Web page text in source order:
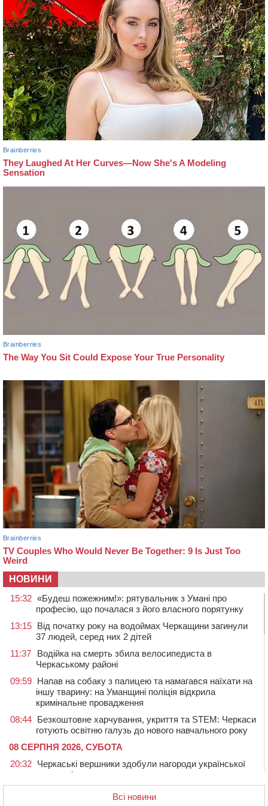
НОВИНИ
15:32 «Будеш пожежним!»: рятувальник з Умані про
професію, що почалася з його власного порятунку
13:15 Від початку року на водоймах Черкащини загинули
37 людей, серед них 2 дітей
11:37
Водійка на смерть збила велосипедиста в
Черкаському районі
09:59 Напав на собаку з палицею та намагався наїхати на
іншу тварину: на Уманщині поліція відкрила
кримінальне провадження
08:44 Безкоштовне харчування, укриття та STEM: Черкаси
готують освітню галузь до нового навчального року
08 СЕРПНЯ 2026, СУБОТА
20:32 Черкаські вершники здобули нагороди української
першості
На Уманщині експосадовицю відділу освіти
судитимуть через завдані бюджету збитки
Всі новини